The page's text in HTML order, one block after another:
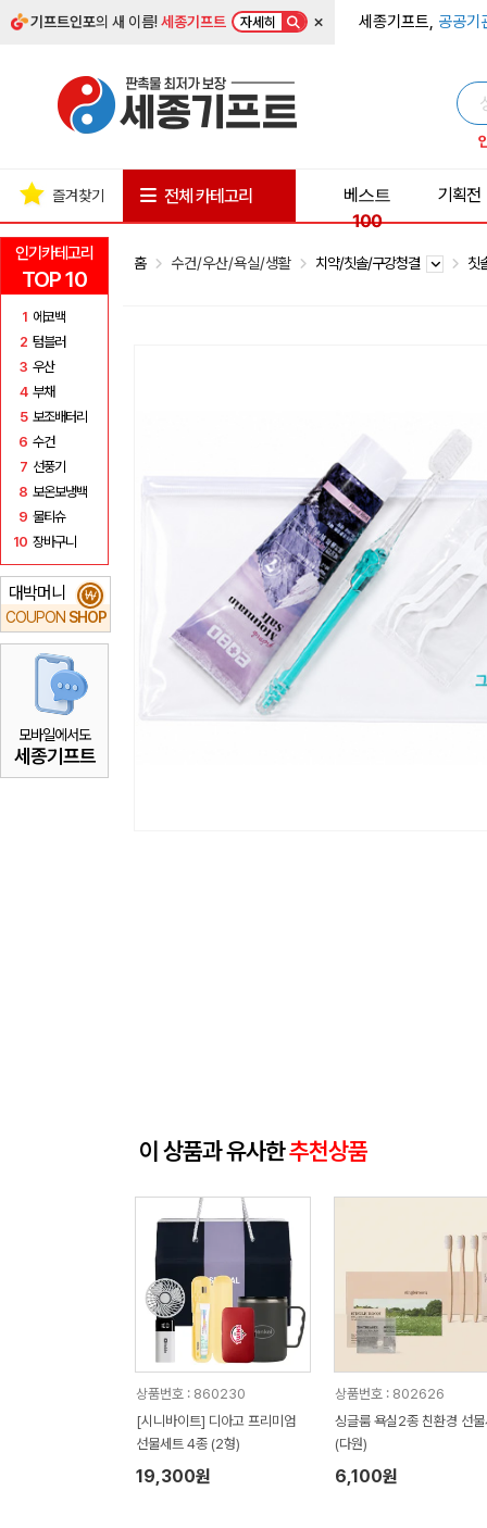
기프트인포의 새 이름!세종기프트 자세히 × 세종기프트, 공공기
인기카테고리
TOP 10
1 에코백
2 텀블러
3 우산
4 부채
5 보조배터리
6 수건
7 선풍기
8 보온보냉백
9 물티슈
10 장바구니
대박머니
COUPON SHOP
₩
모바일에서도
세종기프트
즐겨찾기 전체 카테고리
베스트
100
기획전
홈 수건/우산/욕실/생활 치약/칫솔/구강청결 칫
이 상품과 유사한추천상품
상품번호 : 860230
[시니바이트] 디아고 프리미엄
선물세트 4종 (2형)
19,300원
상품번호 : 802626
싱글룸 욕실2종 친환경 선물
(다원)
6,100원